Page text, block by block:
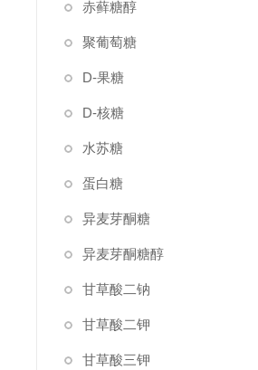
赤藓糖醇
聚葡萄糖
D-果糖
D-核糖
水苏糖
蛋白糖
异麦芽酮糖
异麦芽酮糖醇
甘草酸二钠
甘草酸二钾
甘草酸三钾